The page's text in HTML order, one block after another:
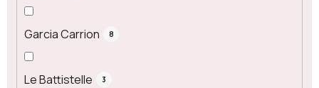
Garcia Carrion 8
Le Battistelle 3